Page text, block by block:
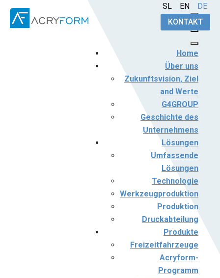
Sprache auswählen SL EN DE
Home
Über uns
Zukunftsvision, Ziel
and Werte
G4GROUP
Geschichte des
Unternehmens
Lösungen
Umfassende
Lösungen
Technologie
Werkzeugproduktion
Produktion
Druckabteilung
Produkte
Freizeitfahrzeuge
Acryform-
Programm
KONTAKT